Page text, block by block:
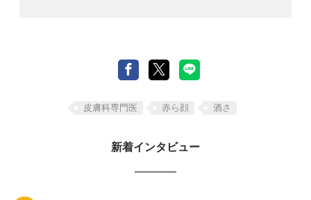
皮膚科専門医 ⾚ら顔 酒さ
新着インタビュー